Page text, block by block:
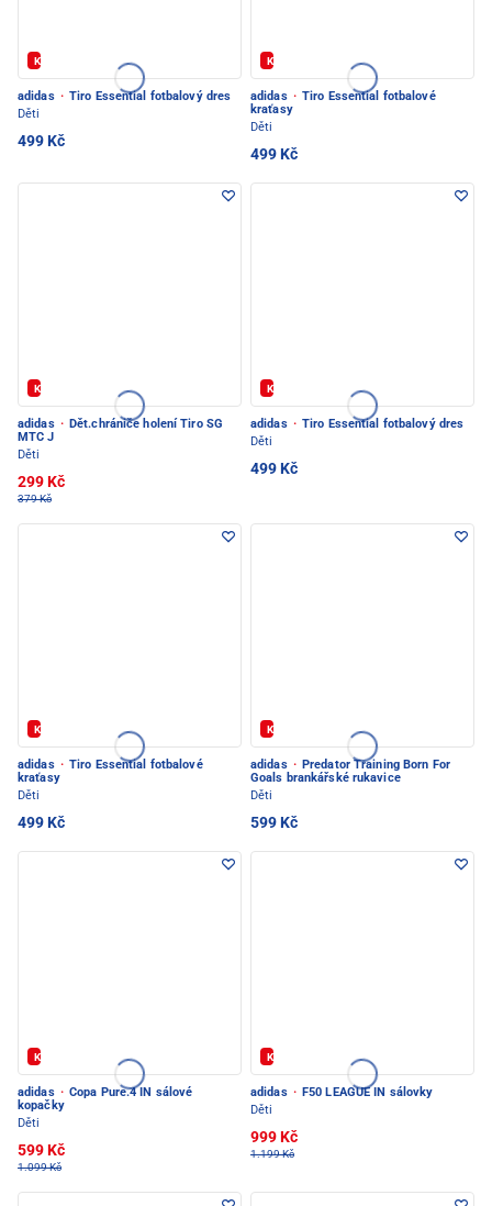
Kód: FOTBAL20
adidas · Tiro Essential fotbalový dres
Děti
499 Kč
Kód: FOTBAL20
adidas · Tiro Essential fotbalové
kraťasy
Děti
499 Kč
Kód: FOTBAL20
adidas · Dět.chrániče holení Tiro SG
MTC J
Děti
299 Kč
379 Kč
Kód: FOTBAL20
adidas · Tiro Essential fotbalový dres
Děti
499 Kč
Kód: FOTBAL20
adidas · Tiro Essential fotbalové
kraťasy
Děti
499 Kč
Kód: FOTBAL20
adidas · Predator Training Born For
Goals brankářské rukavice
Děti
599 Kč
Kód: FOTBAL20
adidas · Copa Pure.4 IN sálové
kopačky
Děti
599 Kč
1.099 Kč
Kód: FOTBAL20
adidas · F50 LEAGUE IN sálovky
Děti
999 Kč
1.199 Kč